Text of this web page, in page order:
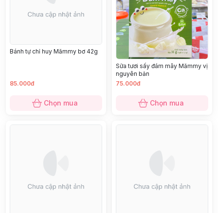
Bánh tự chỉ huy Mămmy bơ 42g
85.000đ
Chọn mua
Sữa tươi sấy đám mây Mămmy vị
nguyên bản
75.000đ
Chọn mua